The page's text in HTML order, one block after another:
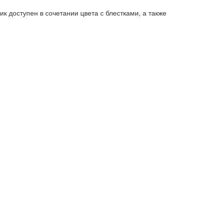
в сочетании цвета с блестками, а также